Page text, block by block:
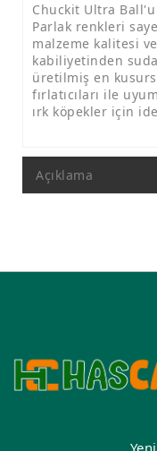
Chuckit Ultra Ball'u
Parlak renkleri
malzeme kalitesi ve
kabiliyetinden
üretilmiş en
fırlatıcıları ile
ırk köpekler için
Açıklama